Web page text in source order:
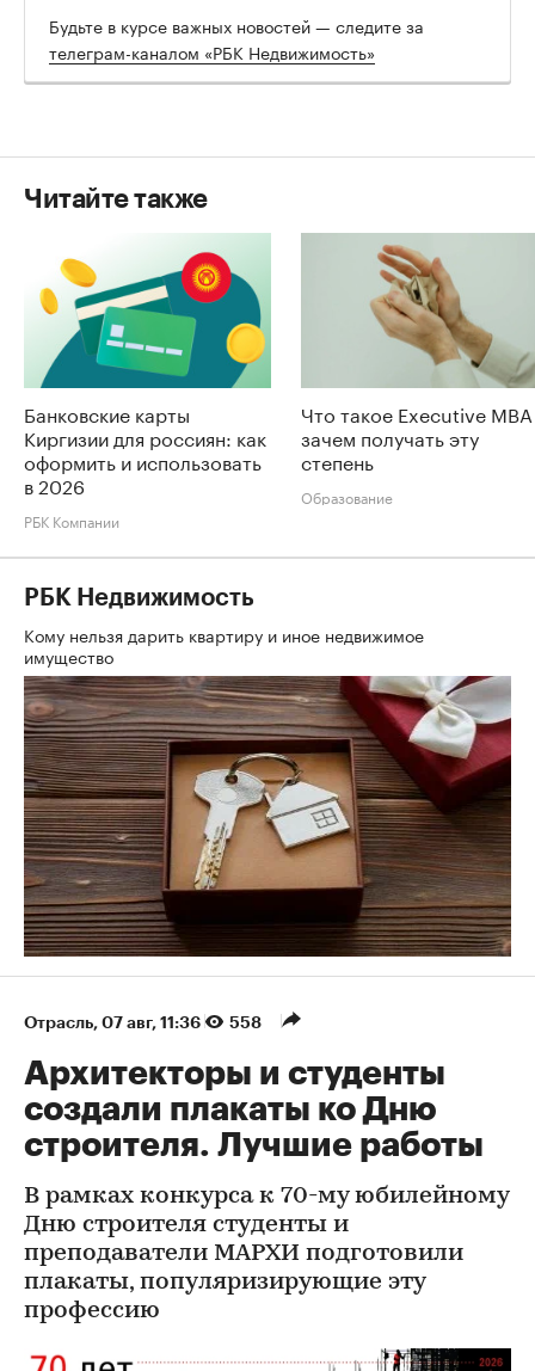
Будьте в курсе важных новостей — следите за
телеграм-каналом «РБК Недвижимость»
Читайте также
Банковские карты
Киргизии для россиян: как
оформить и использовать
в 2026
РБК Компании
Что такое Executive
зачем получать эту
степень
Образование
РБК Недвижимость
Кому нельзя дарить квартиру и иное недвижимое
имущество
Отрасль⁠, 07 авг, 11:36 558
Архитекторы и студенты
создали плакаты ко Дню
строителя. Лучшие работы
В рамках конкурса к 70-му юбилейному
Дню строителя студенты и
преподаватели МАРХИ подготовили
плакаты, популяризирующие эту
профессию